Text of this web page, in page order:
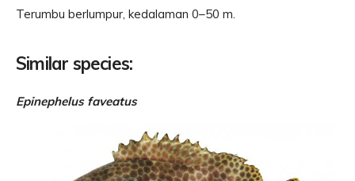
Terumbu berlumpur, kedalaman 0–50 m.
Similar species:
Epinephelus faveatus